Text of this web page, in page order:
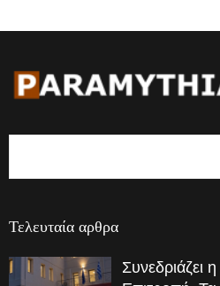
Τελευταία αρθρα
Συνεδριάζει